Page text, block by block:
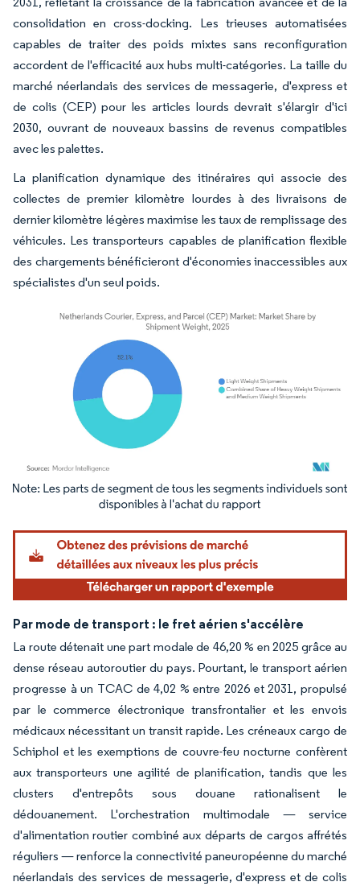
consolidation en cross-docking. Les trieuses automatisées
capables de traiter des poids mixtes sans reconfiguration
accordent de l'efficacité aux hubs multi-catégories. La taille du
marché néerlandais des services de messagerie, d'express et
de colis (CEP) pour les articles lourds devrait s'élargir d'ici
2030, ouvrant de nouveaux bassins de revenus compatibles
avec les palettes.
La planification dynamique des itinéraires qui associe des
collectes de premier kilomètre lourdes à des livraisons de
dernier kilomètre légères maximise les taux de remplissage des
véhicules. Les transporteurs capables de planification flexible
des chargements bénéficieront d'économies inaccessibles aux
spécialistes d'un seul poids.
Image © Mordor Intelligence. La réutilisation nécessite une attribution sous CC BY
Par mode de transport : le fret aérien s'accélère
La route détenait une part modale de 46,20 % en 2025 grâce au
dense réseau autoroutier du pays. Pourtant, le transport aérien
progresse à un TCAC de 4,02 % entre 2026 et 2031, propulsé
par le commerce électronique transfrontalier et les envois
médicaux nécessitant un transit rapide. Les créneaux cargo de
Schiphol et les exemptions de couvre-feu nocturne confèrent
aux transporteurs une agilité de planification, tandis que les
clusters d'entrepôts sous douane rationalisent le
dédouanement. L'orchestration multimodale — service
d'alimentation routier combiné aux départs de cargos affrétés
réguliers — renforce la connectivité paneuropéenne du marché
néerlandais des services de messagerie, d'express et de colis